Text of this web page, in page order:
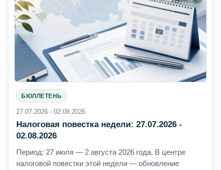
БЮЛЛЕТЕНЬ
27.07.2026 - 02.08.2026
Налоговая повестка недели: 27.07.2026 -
02.08.2026
Период: 27 июля — 2 августа 2026 года. В центре
налоговой повестки этой недели — обновление